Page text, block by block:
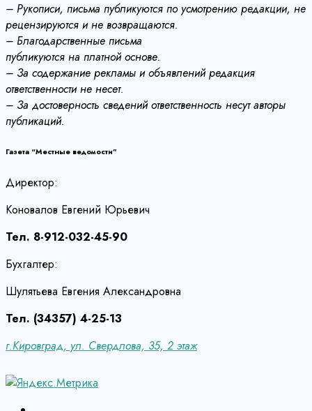
– Рукописи, письма публикуются по усмотрению редакции, не
рецензируются и не возвращаются.
– Благодарственные письма
публикуются на платной основе.
– За содержание рекламы и объявлений редакция
ответственности не несет.
– За достоверность сведений ответственность несут авторы
публикаций.
Газета “Местные ведомости”
Директор:
Коновалов Евгений Юрьевич
Тел. 8-912-032-45-90
Бухгалтер:
Шулятьева Евгения Александровна
Тел. (34357) 4-25-13
г.Кировград, ул. Свердлова, 35, 2 этаж